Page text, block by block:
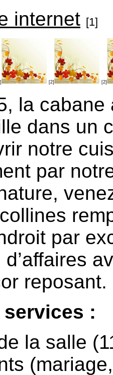
internet [1]
[2] [2]
la
dans un
notre
par
par
reposant.
:
la salle